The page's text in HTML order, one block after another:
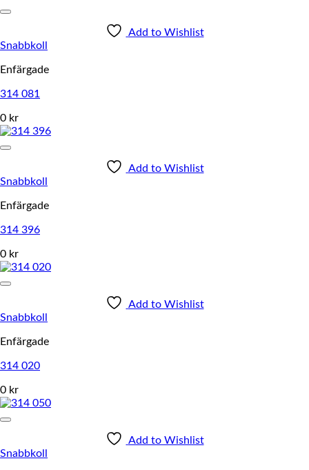
Add to Wishlist
Snabbkoll
Enfärgade
314 081
0 kr
Add to Wishlist
Snabbkoll
Enfärgade
314 396
0 kr
Add to Wishlist
Snabbkoll
Enfärgade
314 020
0 kr
Add to Wishlist
Snabbkoll